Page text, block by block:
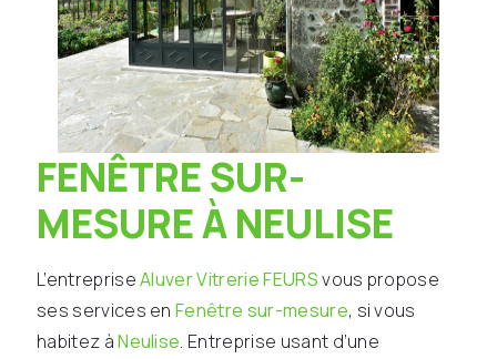
FENÊTRE SUR-
MESURE À NEULISE
L’entrepriseAluver Vitrerie FEURSvous propose
ses services enFenêtre sur-mesure, si vous
habitez àNeulise. Entreprise usant d’une